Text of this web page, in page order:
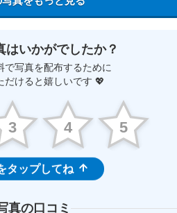
はいかがでしたか？
で写真を配布するために
だけると嬉しいです 💖
3 4 5
タップしてね
真の口コミ